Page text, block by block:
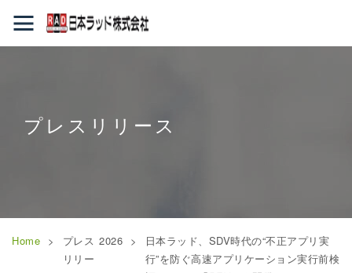
プレスリリース
Home
プレス
リリー
2026
日本ラッド、SDV時代の“不正アプリ実
行”を防ぐ高速アプリケーション実行前検